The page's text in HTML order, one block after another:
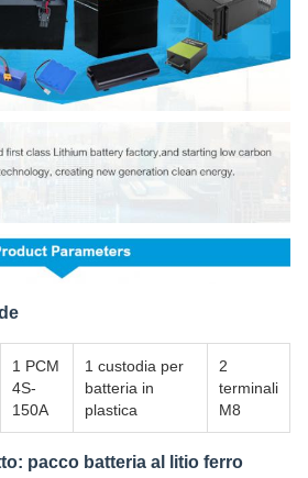
1 PCM
4S-
150A
1 custodia per
batteria in
plastica
2
terminali
M8
pacco batteria al litio ferro